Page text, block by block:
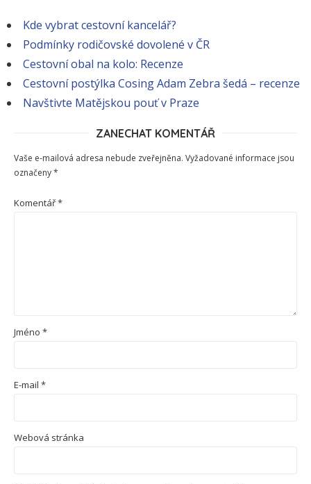
Kde vybrat cestovní kancelář?
Podmínky rodičovské dovolené v ČR
Cestovní obal na kolo: Recenze
Cestovní postýlka Cosing Adam Zebra šedá – recenze
Navštivte Matějskou pouť v Praze
ZANECHAT KOMENTÁŘ
Vaše e-mailová adresa nebude zveřejněna. Vyžadované informace jsou
označeny*
Komentář*
Jméno *
E-mail *
Webová stránka